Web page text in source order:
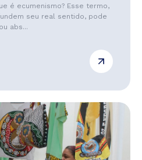
é ecumenismo? Esse termo,
seu real sentido, pode
abs...